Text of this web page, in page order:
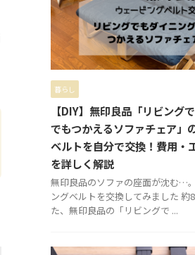
暮らし
【DIY】無印良品「リビング
でもつかえるソファチェア」
ベルトを自分で交換！費用・
を詳しく解説
無印良品のソファの座面が沈む…
ングベルトを交換してみました 約
た、無印良品の「リビングで ...